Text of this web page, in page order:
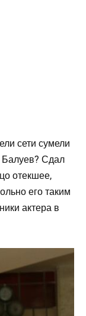
сети сумели
Балуев? Сдал
отекшее,
его таким
актера в